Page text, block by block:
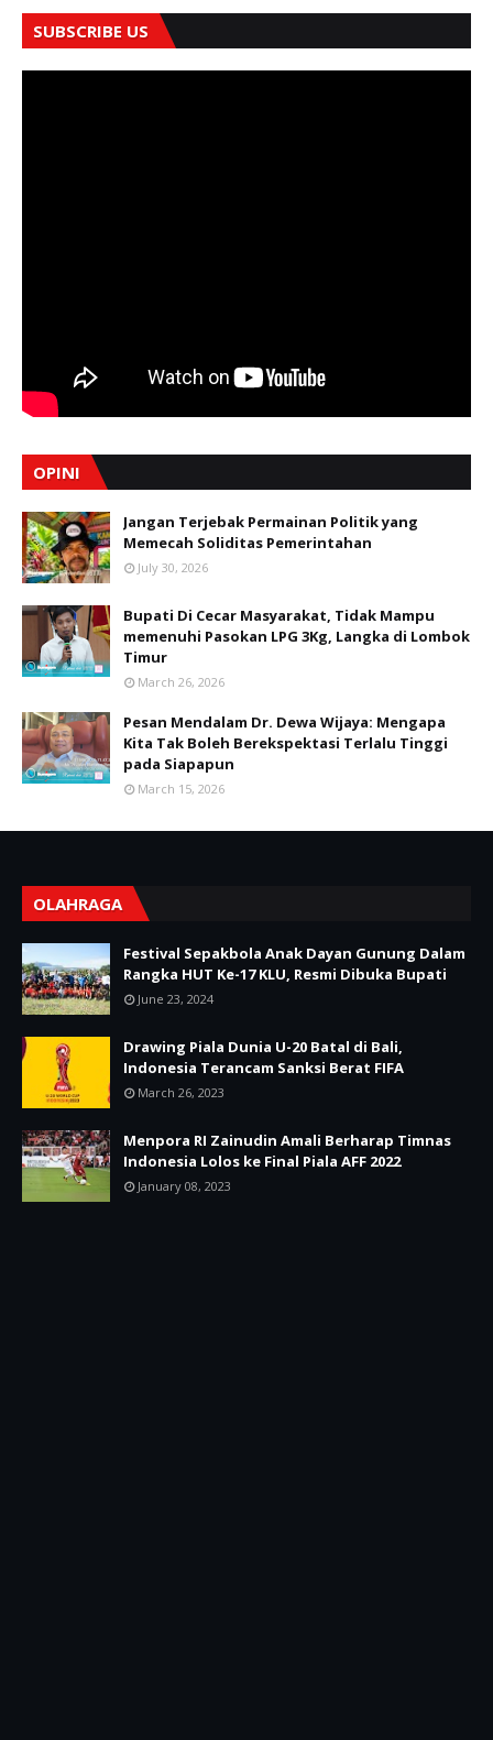
SUBSCRIBE US
OPINI
Jangan Terjebak Permainan Politik yang
Memecah Soliditas Pemerintahan
July 30, 2026
Bupati Di Cecar Masyarakat, Tidak Mampu
memenuhi Pasokan LPG 3Kg, Langka di Lombok
Timur
March 26, 2026
Pesan Mendalam Dr. Dewa Wijaya: Mengapa
Kita Tak Boleh Berekspektasi Terlalu Tinggi
pada Siapapun
March 15, 2026
OLAHRAGA
Festival Sepakbola Anak Dayan Gunung Dalam
Rangka HUT Ke-17 KLU, Resmi Dibuka Bupati
June 23, 2024
Drawing Piala Dunia U-20 Batal di Bali,
Indonesia Terancam Sanksi Berat FIFA
March 26, 2023
Menpora RI Zainudin Amali Berharap Timnas
Indonesia Lolos ke Final Piala AFF 2022
January 08, 2023